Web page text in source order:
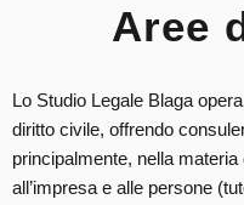
Aree
Lo Studio Legale Blaga
diritto civile, offrendo
principalmente, nella
all’impresa e alle persone